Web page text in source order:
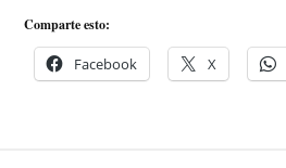
Comparte esto:
Facebook X